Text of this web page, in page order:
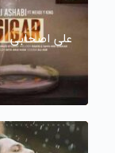
علی اصحابی